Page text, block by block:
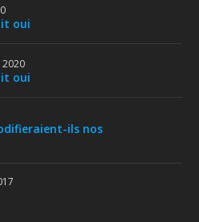
oui
2020
oui
ils nos